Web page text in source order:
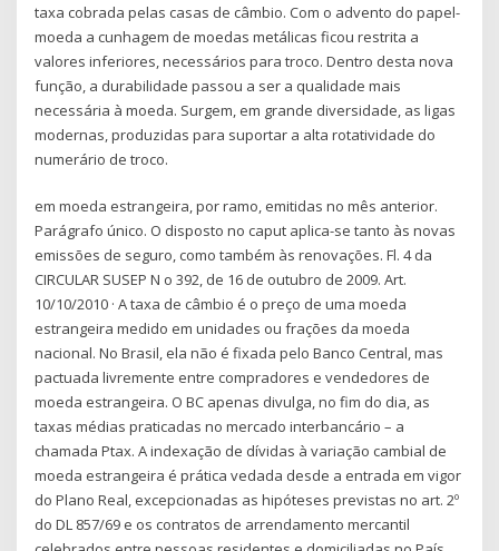
taxa cobrada pelas casas de câmbio. Com o advento do papel-
moeda a cunhagem de moedas metálicas ficou restrita a
valores inferiores, necessários para troco. Dentro desta nova
função, a durabilidade passou a ser a qualidade mais
necessária à moeda. Surgem, em grande diversidade, as ligas
modernas, produzidas para suportar a alta rotatividade do
numerário de troco.
em moeda estrangeira, por ramo, emitidas no mês anterior.
Parágrafo único. O disposto no caput aplica-se tanto às novas
emissões de seguro, como também às renovações. Fl. 4 da
CIRCULAR SUSEP N o 392, de 16 de outubro de 2009. Art.
10/10/2010 · A taxa de câmbio é o preço de uma moeda
estrangeira medido em unidades ou frações da moeda
nacional. No Brasil, ela não é fixada pelo Banco Central, mas
pactuada livremente entre compradores e vendedores de
moeda estrangeira. O BC apenas divulga, no fim do dia, as
taxas médias praticadas no mercado interbancário – a
chamada Ptax. A indexação de dívidas à variação cambial de
moeda estrangeira é prática vedada desde a entrada em vigor
do Plano Real, excepcionadas as hipóteses previstas no art. 2º
do DL 857/69 e os contratos de arrendamento mercantil